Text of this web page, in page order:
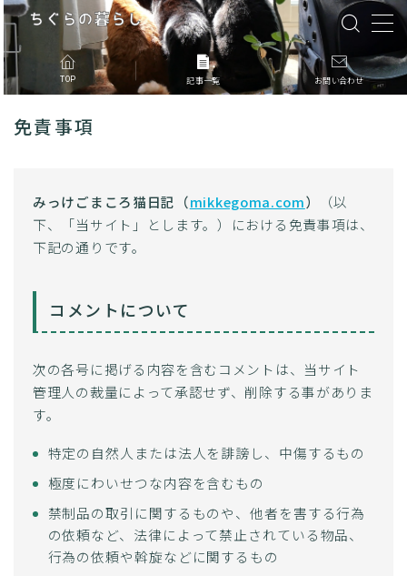
MENU
記事一覧
お問合せ
TOP 記事一覧 お問い合わせ
免責事項
みっけごまころ猫日記（mikkegoma.com）
（以
下、「当サイト」とします。）における免責事項は、
下記の通りです。
コメントについて
次の各号に掲げる内容を含むコメントは、当サイト
管理人の裁量によって承認せず、削除する事がありま
す。
特定の自然人または法人を誹謗し、中傷するもの
極度にわいせつな内容を含むもの
禁制品の取引に関するものや、他者を害する行為
の依頼など、法律によって禁止されている物品、
行為の依頼や斡旋などに関するもの